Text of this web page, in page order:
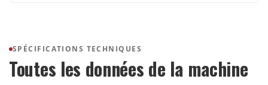
SPÉCIFICATIONS TECHNIQUES
Toutes les données de la machine